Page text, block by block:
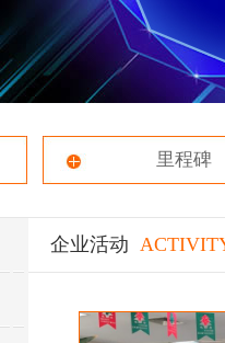
里程碑
企业活动